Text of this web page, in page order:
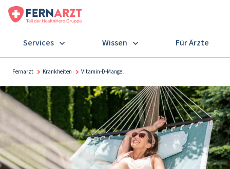
Services Wissen Für Ärzte
Fernarzt Krankheiten Vitamin-D-Mangel